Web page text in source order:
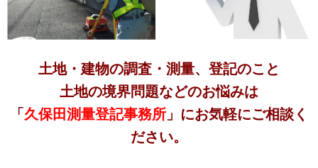
土地・建物の調査・測量、登記のこと
土地の境界問題などのお悩みは
「 久保田測量登記事務所 」にお気軽にご相談く
ださい。